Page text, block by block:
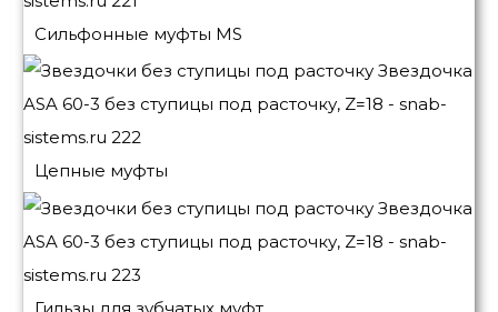
Сильфонные муфты MS
Цепные муфты